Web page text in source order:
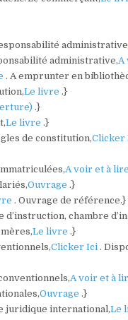
administrative,A
. A emprunter en
Le livre.}
.}
Le livre.}
de constitution,
A voir et à
Ouvrage.}
. Ouvrage de référence.}
chambre
Le livre.}
Clicker Ici.
A voir et à
Ouvrage.}
juridique international,Le